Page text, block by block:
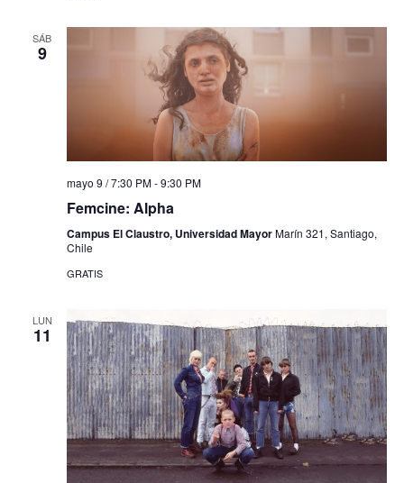
SÁB
9
mayo 9 / 7:30 PM-9:30 PM
Femcine: Alpha
Campus El Claustro, Universidad MayorMarín 321, Santiago,
Chile
GRATIS
LUN
11